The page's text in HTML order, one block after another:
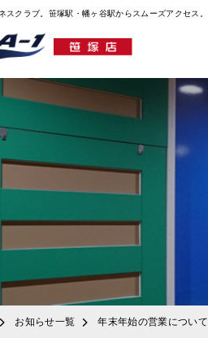
スクラブ。笹塚駅・幡ヶ谷駅からスムーズアクセス。
お知らせ一覧 年末年始の営業について